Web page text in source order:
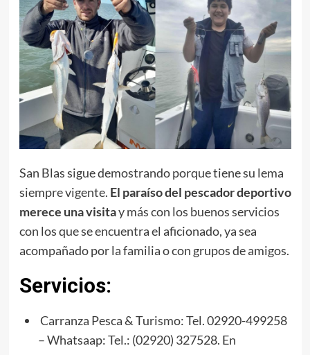
San Blas sigue demostrando porque tiene su lema
siempre vigente. El paraíso del pescador deportivo
merece una visitay más con los buenos servicios
con los que se encuentra el aficionado, ya sea
acompañado por la familia o con grupos de amigos.
Servicios:
Carranza Pesca & Turismo: Tel. 02920-499258
– Whatsaap: Tel.: (02920) 327528. En